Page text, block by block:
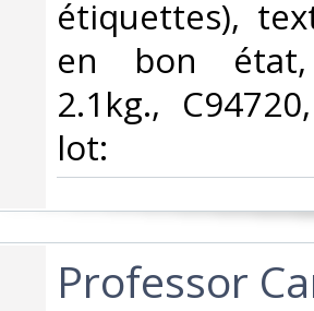
étiquettes),
en bon
2.1kg.,
lot:‎
‎Professor